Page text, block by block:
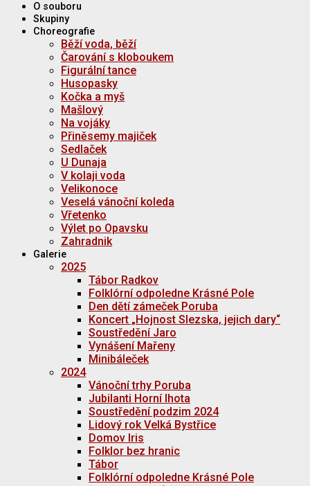
O souboru
Skupiny
Choreografie
Běží voda, běží
Čarování s kloboukem
Figurální tance
Husopasky
Kočka a myš
Mašlový
Na vojáky
Přiněsemy majiček
Sedlaček
U Dunaja
V kolaji voda
Velikonoce
Veselá vánoční koleda
Vřetenko
Výlet po Opavsku
Zahradnik
Galerie
2025
Tábor Radkov
Folklórní odpoledne Krásné Pole
Den dětí zámeček Poruba
Koncert „Hojnost Slezska, jejich dary“
Soustředění Jaro
Vynášení Mařeny
Minibáleček
2024
Vánoční trhy Poruba
Jubilanti Horní lhota
Soustředění podzim 2024
Lidový rok Velká Bystřice
Domov Iris
Folklor bez hranic
Tábor
Folklórní odpoledne Krásné Pole